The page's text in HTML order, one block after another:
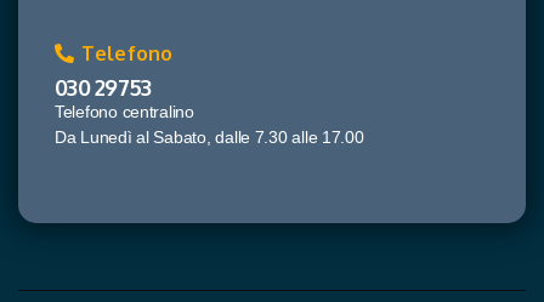
Telefono
030 29753
Telefono centralino
Da Lunedì al Sabato, dalle 7.30 alle 17.00